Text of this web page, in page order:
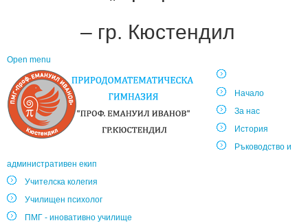
– гр. Кюстендил
Open menu
Начало
За нас
История
Ръководство и
административен екип
Учителска колегия
Училищен психолог
ПМГ - иновативно училище